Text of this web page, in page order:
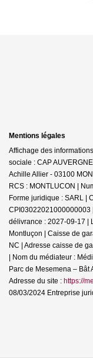
Mentions légales
Affichage des
sociale : CAP
Achille Allier - 03100
RCS : MONTLUCON |
Forme juridique : SARL |
CPI03022021000000003 |
délivrance : 2027-09-17 |
Montluçon | Caisse de
NC | Adresse caisse de
| Nom du médiateur :
Parc de Mesemena – Bât
Adresse du site : https://
08/03/2024 Entreprise